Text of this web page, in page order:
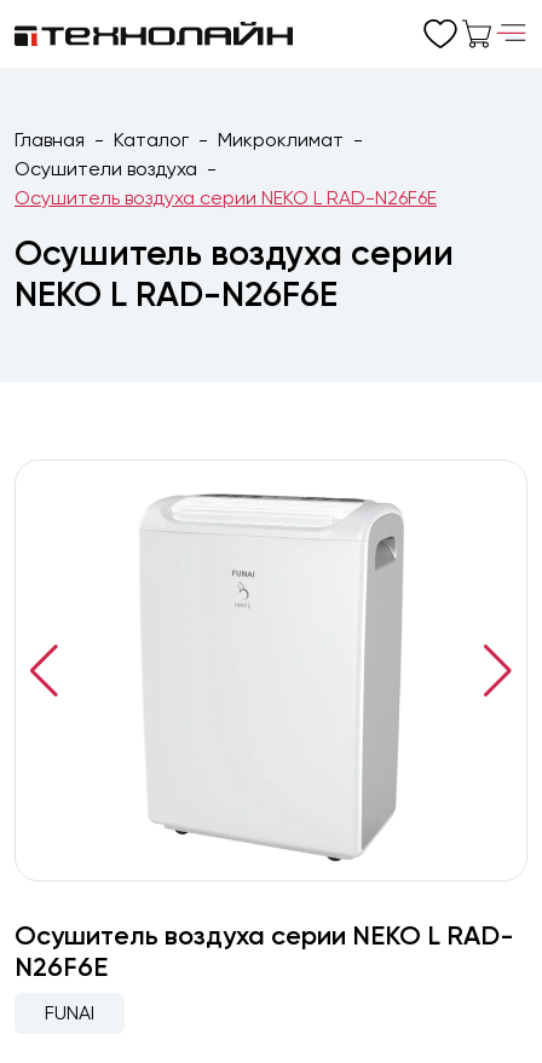
Главная Каталог
Микроклимат
Осушители воздуха
Осушитель воздуха серии NEKO L RAD-N26F6E
Осушитель воздуха серии
NEKO L RAD-N26F6E
Осушитель воздуха серии NEKO L RAD-
N26F6E
FUNAI